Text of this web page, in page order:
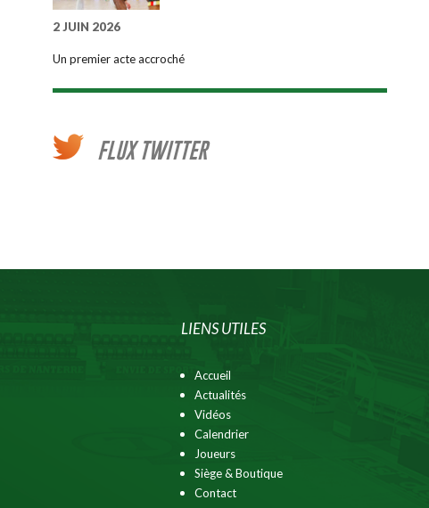
2 JUIN 2026
Un premier acte accroché
FLUX TWITTER
LIENS UTILES
Accueil
Actualités
Vidéos
Calendrier
Joueurs
Siège & Boutique
Contact